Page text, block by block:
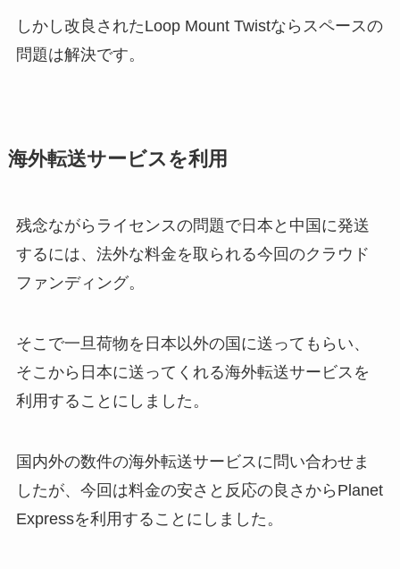
しかし改良されたLoop Mount Twistならスペースの
問題は解決です。
海外転送サービスを利用
残念ながらライセンスの問題で日本と中国に発送
するには、法外な料金を取られる今回のクラウド
ファンディング。
そこで一旦荷物を日本以外の国に送ってもらい、
そこから日本に送ってくれる海外転送サービスを
利用することにしました。
国内外の数件の海外転送サービスに問い合わせま
したが、今回は料金の安さと反応の良さからPlanet
Expressを利用することにしました。